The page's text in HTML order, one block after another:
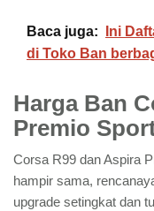
Baca juga:
Ini
di Toko Ban
Harga Ban
Premio
Corsa R99 dan Aspira
hampir sama,
upgrade setingkat dan